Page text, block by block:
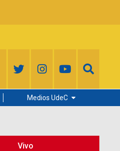
Medios UdeC
Radio UdeC
Vivo